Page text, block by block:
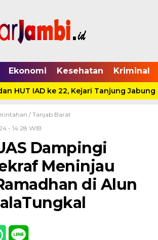
Ekonomi Kesehatan Kriminal
HUT IAD ke 22, Kejari Tanjung
/ Tanjab Barat
- 14:28 WIB
Dampingi
Meninjau
di Alun